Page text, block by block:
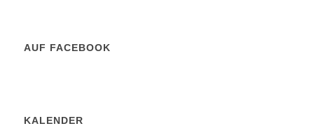
AUF FACEBOOK
KALENDER